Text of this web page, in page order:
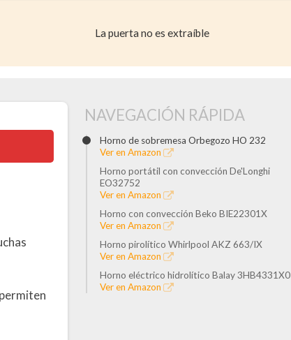
La puerta no es extraíble
NAVEGACIÓN RÁPIDA
Horno de sobremesa Orbegozo HO 232
Ver en Amazon
Horno portátil con convección De'Longhi
EO32752
Ver en Amazon
Horno con convección Beko BIE22301X
Ver en Amazon
Horno pirolítico Whirlpool AKZ 663/IX
Ver en Amazon
Horno eléctrico hidrolítico Balay 3HB4331X0
Ver en Amazon